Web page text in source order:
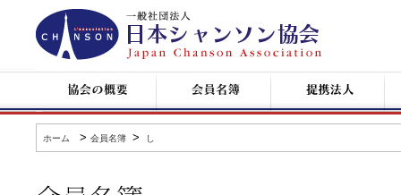
日
本
シ
ン
協
の
概
要
名
簿
企
業
サ
ー
情
ホーム > 会員名簿 > し
会